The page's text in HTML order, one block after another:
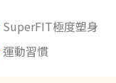
SuperFIT極度塑身
運動習慣